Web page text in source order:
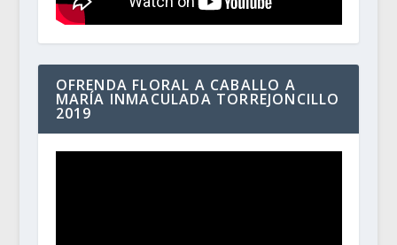
OFRENDA FLORAL A CABALLO A
MARÍA INMACULADA TORREJONCILLO
2019